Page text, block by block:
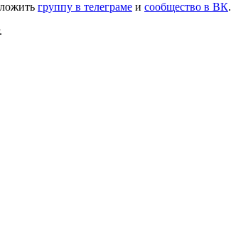
группу в телеграме и сообщество в ВК.